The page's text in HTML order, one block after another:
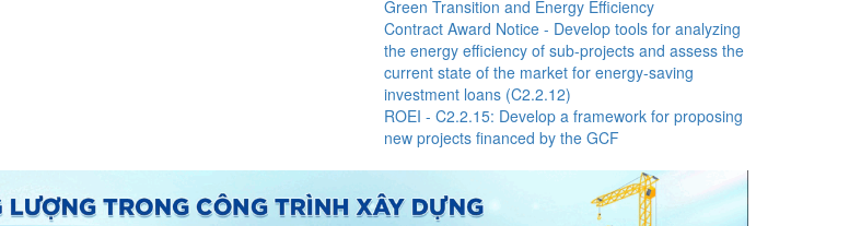
Green Transition and Energy Efficiency
Contract Award Notice - Develop tools for analyzing
the energy efficiency of sub-projects and assess the
current state of the market for energy-saving
investment loans (C2.2.12)
ROEI - C2.2.15: Develop a framework for proposing
new projects financed by the GCF